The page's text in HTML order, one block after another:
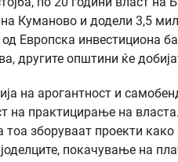
Куманово и додели 3,5
Европска инвестициона
другите општини ќе
на арогантност и
на практицирање на
зборуваат проекти
покачување на